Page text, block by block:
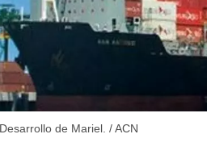
de Mariel. /ACN